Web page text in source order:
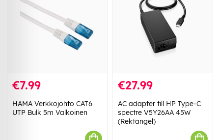
€7.99
HAMA Verkkojohto CAT6
UTP Bulk 5m Valkoinen
€27.99
AC adapter till HP Type-C
spectre V5Y26AA 45W
(Rektangel)